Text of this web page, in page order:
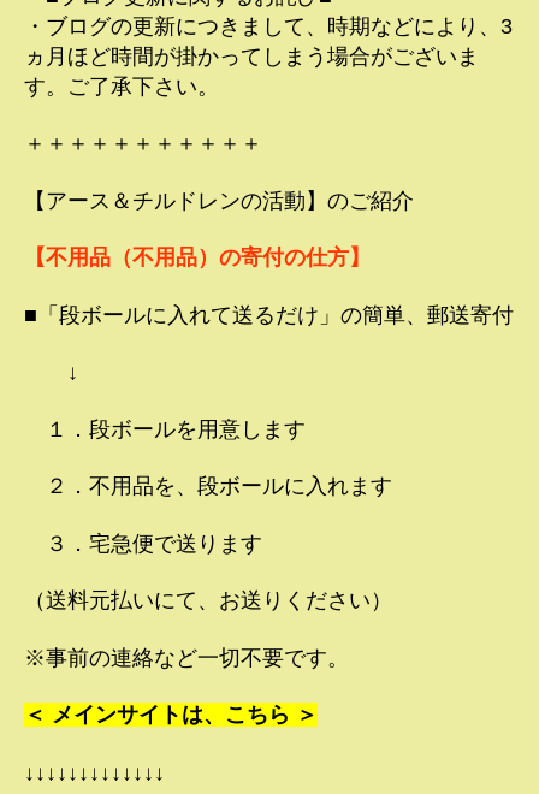
・ブログの更新につきまして、時期などにより、3
ヵ月ほど時間が掛かってしまう場合がございま
す。ご了承下さい。
＋＋＋＋＋＋＋＋＋＋＋
【アース＆チルドレンの活動】のご紹介
【不用品（不用品）の寄付の仕方】
■「段ボールに入れて送るだけ」の簡単、郵送寄付
↓
１．段ボールを用意します
２．不用品を、段ボールに入れます
３．宅急便で送ります
（送料元払いにて、お送りください）
※事前の連絡など一切不要です。
＜ メインサイトは、こちら ＞
↓↓↓↓↓↓↓↓↓↓↓↓↓